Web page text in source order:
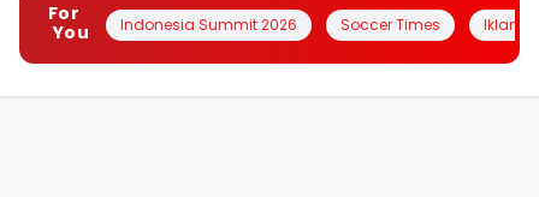
For
You
Indonesia Summit 2026 Soccer Times Iklanin